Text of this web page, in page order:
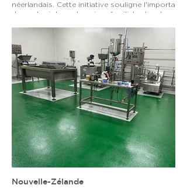
néerlandais. Cette initiative souligne l'importance
de soutenir les entreprises familiales locales et de
Nouvelle-Zélande